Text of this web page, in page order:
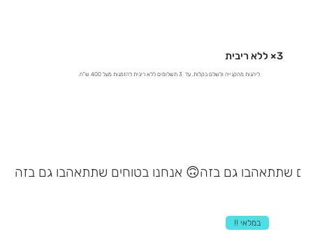
3× ללא ריבית
ליהנות מהקנייה ולשלם בקלות. עד 3 תשלומים ללא ריבית להזמנות מעל 400 ש"ח.
אנחנו בטוחים שתתאהבו גם בזה 🙃
במלאי !!